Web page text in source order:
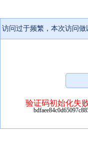
访问过于频繁，本次访问做
验证码初始化失败